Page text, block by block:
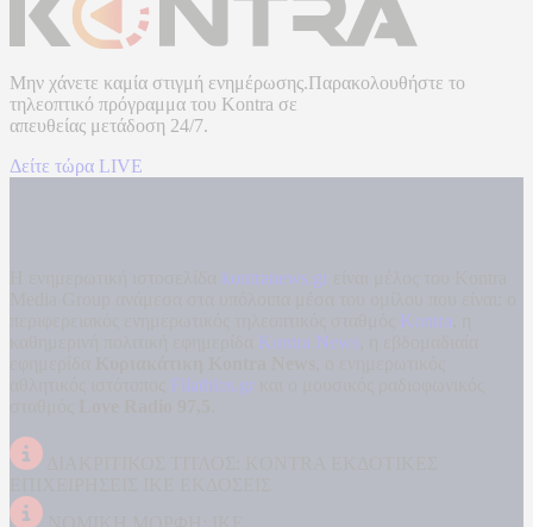
Μην χάνετε καμία στιγμή ενημέρωσης.Παρακολουθήστε το
τηλεοπτικό πρόγραμμα του Kontra σε
απευθείας μετάδοση 24/7.
Δείτε τώρα LIVE
kontranews.gr
Kontra
Kontra News
Filathlos.gr